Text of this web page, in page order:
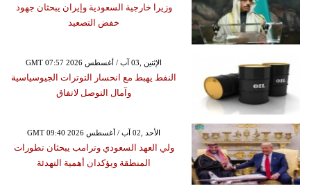
وزيرا خارجية السعودية وإيران يبحثان جهود
خفض التصعيد
GMT 07:57 2026 الإثنين ,03 آب / أغسطس
النفط يهبط مع انحسار التوترات الجيوسياسية
وآمال التوصل لاتفاق
GMT 09:40 2026 الأحد ,02 آب / أغسطس
ولي العهد السعودي وترامب يبحثان تطورات
المنطقة ويؤكدان أهمية التهدئة